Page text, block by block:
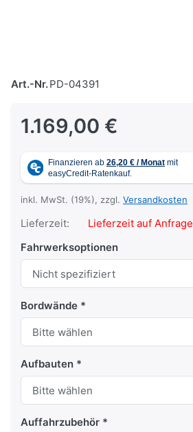
Art.-Nr.PD-04391
1.169,00 €
inkl. MwSt. (19%), zzgl. Versandkosten
Lieferzeit:
Lieferzeit auf Anfrage
Fahrwerksoptionen
Bordwände
Aufbauten
Auffahrzubehör